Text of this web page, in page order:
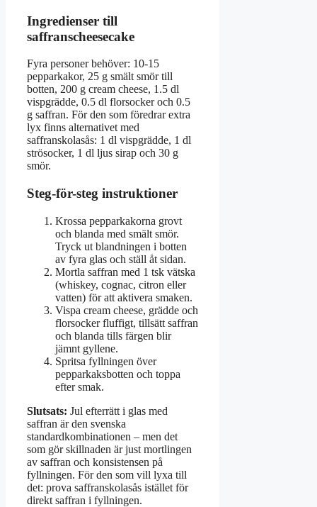
Ingredienser till
saffranscheesecake
Fyra personer behöver: 10-15
pepparkakor, 25 g smält smör till
botten, 200 g cream cheese, 1.5 dl
vispgrädde, 0.5 dl florsocker och 0.5
g saffran. För den som föredrar extra
lyx finns alternativet med
saffranskolasås: 1 dl vispgrädde, 1 dl
strösocker, 1 dl ljus sirap och 30 g
smör.
Steg-för-steg instruktioner
Krossa pepparkakorna grovt
och blanda med smält smör.
Tryck ut blandningen i botten
av fyra glas och ställ åt sidan.
Mortla saffran med 1 tsk vätska
(whiskey, cognac, citron eller
vatten) för att aktivera smaken.
Vispa cream cheese, grädde och
florsocker fluffigt, tillsätt saffran
och blanda tills färgen blir
jämnt gyllene.
Spritsa fyllningen över
pepparkaksbotten och toppa
efter smak.
Slutsats: Jul efterrätt i glas med
saffran är den svenska
standardkombinationen – men det
som gör skillnaden är just mortlingen
av saffran och konsistensen på
fyllningen. För den som vill lyxa till
det: prova saffranskolasås istället för
direkt saffran i fyllningen.